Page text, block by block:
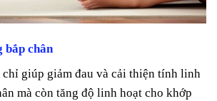
bắp chân
giúp giảm đau và cải thiện tính linh
mà còn tăng độ linh hoạt cho khớp